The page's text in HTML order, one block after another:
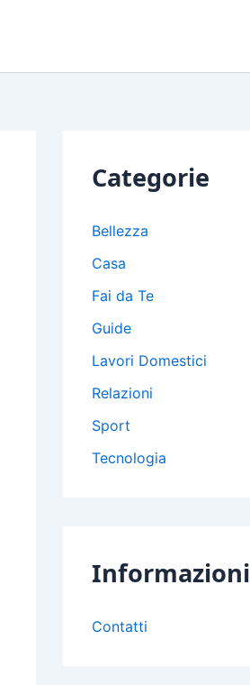
Categorie
Bellezza
Casa
Fai da Te
Guide
Lavori Domestici
Relazioni
Sport
Tecnologia
Informazioni
Contatti